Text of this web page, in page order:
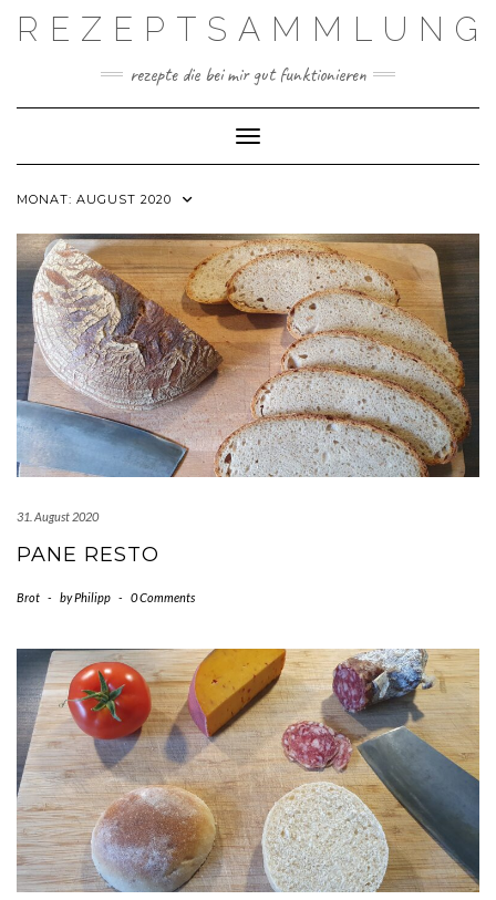
REZEPTSAMMLUNG
rezepte die bei mir gut funktionieren
Toggle Navigation
MONAT: AUGUST 2020
31. August 2020
PANE RESTO
Brot - byPhilipp - 0 Comments